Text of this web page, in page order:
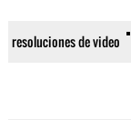
resoluciones de video